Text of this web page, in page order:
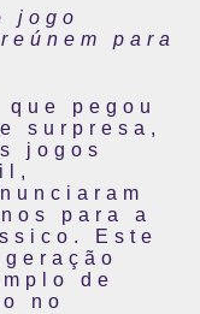
jogo
para
que pegou
surpresa,
jogos
para a
Este
de
no